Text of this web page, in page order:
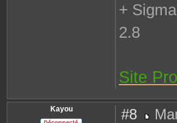
+
2.8
Site Pro
Kayou #8